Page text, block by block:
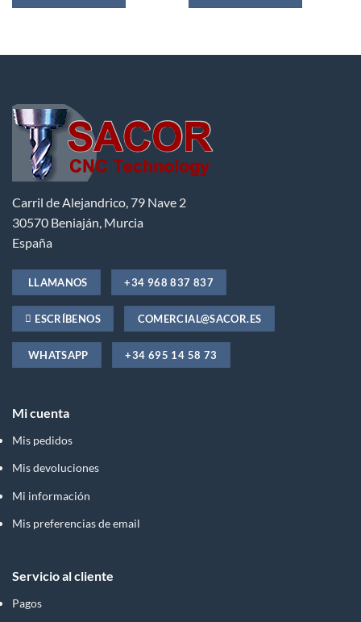
Carril de Alejandrico, 79 Nave 2
30570 Beniaján, Murcia
España
LLAMANOS +34 968 837 837
ESCRÍBENOS COMERCIAL@SACOR.ES
WHATSAPP +34 695 14 58 73
Mi cuenta
Mis pedidos
Mis devoluciones
Mi información
Mis preferencias de email
Servicio al cliente
Pagos